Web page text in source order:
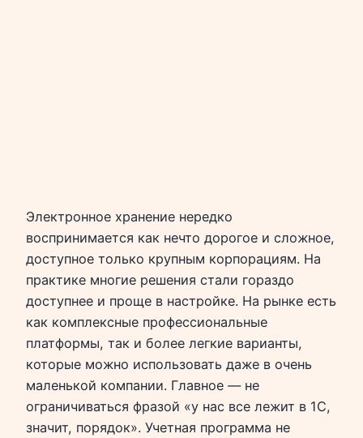
Электронное хранение нередко
воспринимается как нечто дорогое и сложное,
доступное только крупным корпорациям. На
практике многие решения стали гораздо
доступнее и проще в настройке. На рынке есть
как комплексные профессиональные
платформы, так и более легкие варианты,
которые можно использовать даже в очень
маленькой компании. Главное — не
ограничиваться фразой «у нас все лежит в 1С,
значит, порядок». Учетная программа не